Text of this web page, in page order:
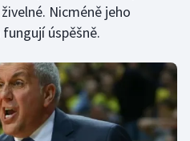
Nicméně jeho
úspěšně.